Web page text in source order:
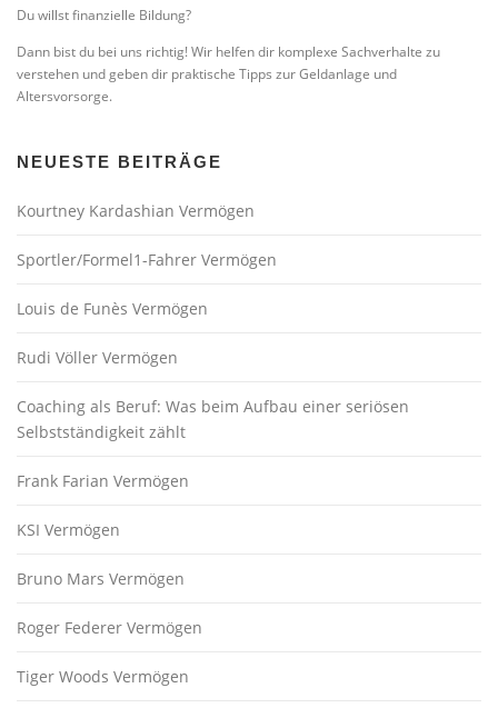
Du willst finanzielle Bildung?
Dann bist du bei uns richtig! Wir helfen dir komplexe Sachverhalte zu
verstehen und geben dir praktische Tipps zur Geldanlage und
Altersvorsorge.
NEUESTE BEITRÄGE
Kourtney Kardashian Vermögen
Sportler/Formel1-Fahrer Vermögen
Louis de Funès Vermögen
Rudi Völler Vermögen
Coaching als Beruf: Was beim Aufbau einer seriösen
Selbstständigkeit zählt
Frank Farian Vermögen
KSI Vermögen
Bruno Mars Vermögen
Roger Federer Vermögen
Tiger Woods Vermögen